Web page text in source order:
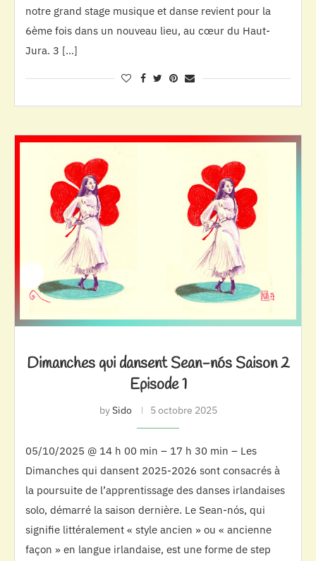
notre grand stage musique et danse revient pour la
6ème fois dans un nouveau lieu, au cœur du Haut-
Jura. 3 […]
Dimanches qui dansent Sean-nós Saison 2
Episode 1
bySido 5 octobre 2025
05/10/2025 @ 14 h 00 min – 17 h 30 min – Les
Dimanches qui dansent 2025-2026 sont consacrés à
la poursuite de l’apprentissage des danses irlandaises
solo, démarré la saison dernière. Le Sean-nós, qui
signifie littéralement « style ancien » ou « ancienne
façon » en langue irlandaise, est une forme de step